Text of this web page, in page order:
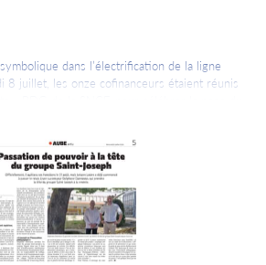
dans l’électrification de la ligne
8 juillet, les onze cofinanceurs étaient réunis